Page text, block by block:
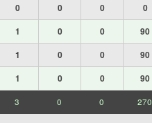
0 0 0 0
1 0 0 90
1 0 0 90
1 0 0 90
3 0 0 270